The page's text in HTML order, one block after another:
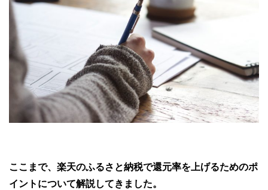
ここまで、楽天のふるさと納税で還元率を上げるためのポ
イントについて解説してきました。